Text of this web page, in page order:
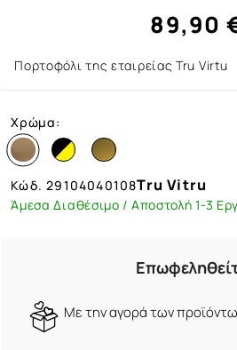
89,90
Πορτοφόλι της εταιρείας Tru Virtu
Χρώμα:
Κώδ.29104040108Tru Vitru
Άμεσα Διαθέσιμο / Αποστολή 1-3
Mε την αγορά των